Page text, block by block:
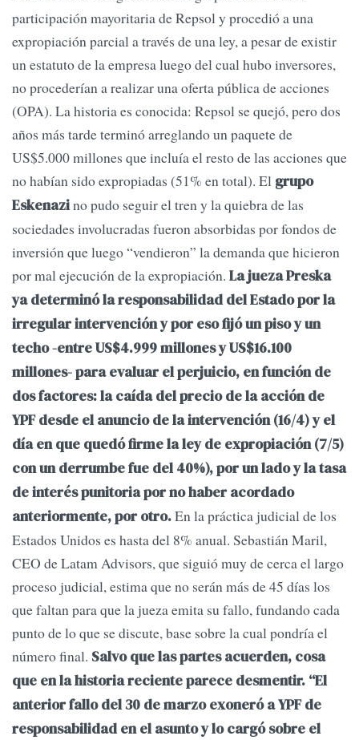
participación mayoritaria de Repsol y procedió a una
expropiación parcial a través de una ley, a pesar de existir
un estatuto de la empresa luego del cual hubo inversores,
no procederían a realizar una oferta pública de acciones
(OPA). La historia es conocida: Repsol se quejó, pero dos
años más tarde terminó arreglando un paquete de
US$5.000 millones que incluía el resto de las acciones que
no habían sido expropiadas (51% en total). El grupo
Eskenazino pudo seguir el tren y la quiebra de las
sociedades involucradas fueron absorbidas por fondos de
inversión que luego “vendieron” la demanda que hicieron
por mal ejecución de la expropiación. La jueza Preska
ya determinó la responsabilidad del Estado por la
irregular intervención y por eso fijó un piso y un
techo -entre US$4.999 millones y US$16.100
millones- para evaluar el perjuicio, en función de
dos factores: la caída del precio de la acción de
YPF desde el anuncio de la intervención (16/4) y el
día en que quedó firme la ley de expropiación (7/5)
con un derrumbe fue del 40%), por un lado y la tasa
de interés punitoria por no haber acordado
anteriormente, por otro.En la práctica judicial de los
Estados Unidos es hasta del 8% anual. Sebastián Maril,
CEO de Latam Advisors, que siguió muy de cerca el largo
proceso judicial, estima que no serán más de 45 días los
que faltan para que la jueza emita su fallo, fundando cada
punto de lo que se discute, base sobre la cual pondría el
número final. Salvo que las partes acuerden, cosa
que en la historia reciente parece desmentir. “El
anterior fallo del 30 de marzo exoneró a YPF de
responsabilidad en el asunto y lo cargó sobre el